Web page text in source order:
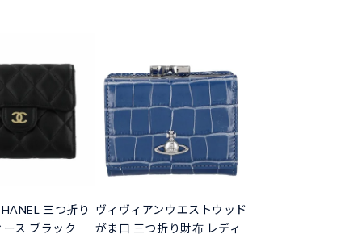
三つ折り
ス ブラック
ヴィヴィアンウエストウッド
がま口 三つ折り財布 レディ